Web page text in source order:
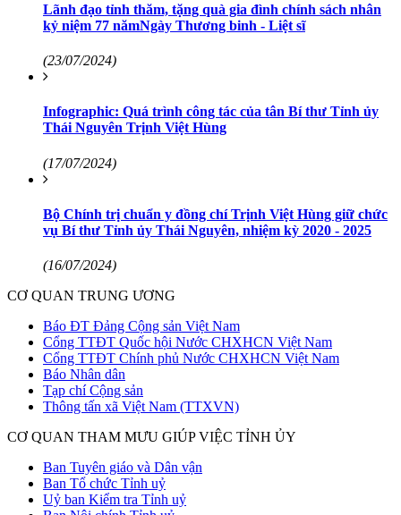
Lãnh đạo tỉnh thăm, tặng quà gia đình chính sách nhân
kỷ niệm 77 nămNgày Thương binh - Liệt sĩ
(23/07/2024)
Infographic: Quá trình công tác của tân Bí thư Tỉnh ủy
Thái Nguyên Trịnh Việt Hùng
(17/07/2024)
Bộ Chính trị chuẩn y đồng chí Trịnh Việt Hùng giữ chức
vụ Bí thư Tỉnh ủy Thái Nguyên, nhiệm kỳ 2020 - 2025
(16/07/2024)
CƠ QUAN TRUNG ƯƠNG
Báo ĐT Đảng Cộng sản Việt Nam
Cổng TTĐT Quốc hội Nước CHXHCN Việt Nam
Cổng TTĐT Chính phủ Nước CHXHCN Việt Nam
Báo Nhân dân
Tạp chí Cộng sản
Thông tấn xã Việt Nam (TTXVN)
CƠ QUAN THAM MƯU GIÚP VIỆC TỈNH ỦY
Ban Tuyên giáo và Dân vận
Ban Tổ chức Tỉnh uỷ
Uỷ ban Kiểm tra Tỉnh uỷ